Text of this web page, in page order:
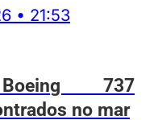
• 21:53
737
no mar